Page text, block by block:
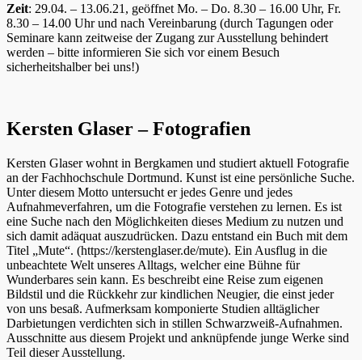
Zeit: 29.04. – 13.06.21, geöffnet Mo. – Do. 8.30 – 16.00 Uhr, Fr.
8.30 – 14.00 Uhr und nach Vereinbarung (durch Tagungen oder
Seminare kann zeitweise der Zugang zur Ausstellung behindert
werden – bitte informieren Sie sich vor einem Besuch
sicherheitshalber bei uns!)
Kersten Glaser – Fotografien
Kersten Glaser wohnt in Bergkamen und studiert aktuell Fotografie
an der Fachhochschule Dortmund. Kunst ist eine persönliche Suche.
Unter diesem Motto untersucht er jedes Genre und jedes
Aufnahmeverfahren, um die Fotografie verstehen zu lernen. Es ist
eine Suche nach den Möglichkeiten dieses Medium zu nutzen und
sich damit adäquat auszudrücken. Dazu entstand ein Buch mit dem
Titel „Mute“. (https://kerstenglaser.de/mute). Ein Ausflug in die
unbeachtete Welt unseres Alltags, welcher eine Bühne für
Wunderbares sein kann. Es beschreibt eine Reise zum eigenen
Bildstil und die Rückkehr zur kindlichen Neugier, die einst jeder
von uns besaß. Aufmerksam komponierte Studien alltäglicher
Darbietungen verdichten sich in stillen Schwarzweiß-Aufnahmen.
Ausschnitte aus diesem Projekt und anknüpfende junge Werke sind
Teil dieser Ausstellung.